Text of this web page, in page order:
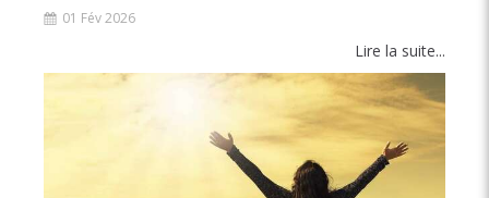
01 Fév 2026
Lire la suite...